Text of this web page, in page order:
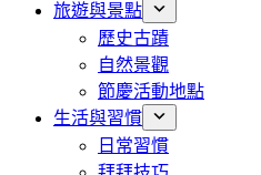
旅遊與景點
歷史古蹟
自然景觀
節慶活動地點
生活與習慣
日常習慣